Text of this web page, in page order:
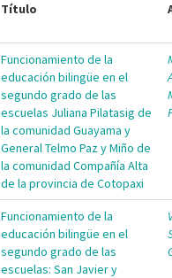
Título
Funcionamiento de la
educación bilingüe en el
segundo grado de las
escuelas Juliana Pilatasig de
la comunidad Guayama y
General Telmo Paz y Miño de
la comunidad Compañía Alta
de la provincia de Cotopaxi
Funcionamiento de la
educación bilingüe en el
segundo grado de las
escuelas: San Javier y